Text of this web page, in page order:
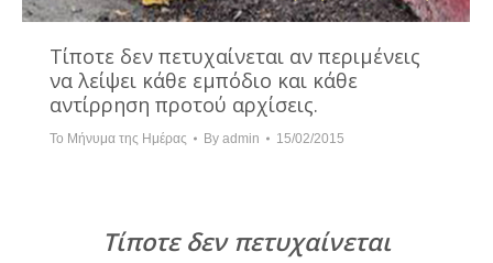
Τίποτε δεν πετυχαίνεται αν περιμένεις
να λείψει κάθε εμπόδιο και κάθε
αντίρρηση προτού αρχίσεις.
Το Μήνυμα της Ημέρας By admin 15/02/2015
Τίποτε δεν πετυχαίνεται